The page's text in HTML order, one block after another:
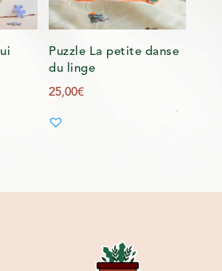
Puzzle La petite danse
du linge
25,00€